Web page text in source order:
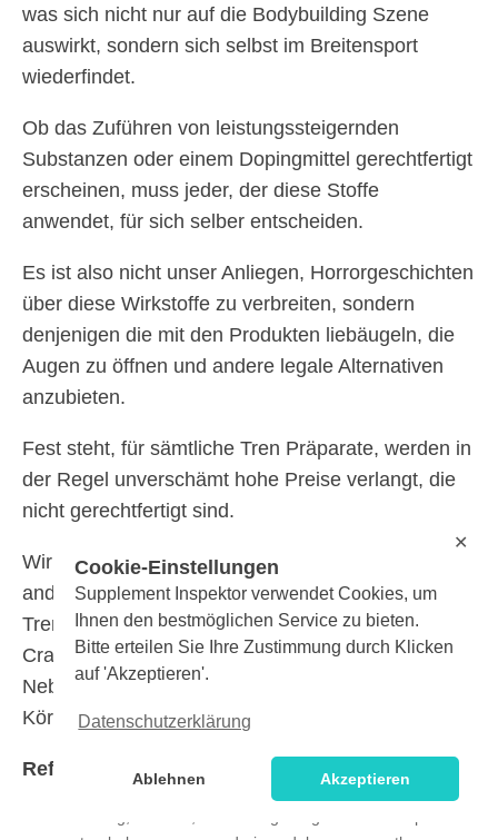
Cookie-Einstellungen
Supplement Inspektor verwendet Cookies, um
Ihnen den bestmöglichen Service zu bieten.
Bitte erteilen Sie Ihre Zustimmung durch Klicken
auf 'Akzeptieren'.
Datenschutzerklärung
Ablehnen Akzeptieren
✕
was sich nicht nur auf die Bodybuilding Szene
auswirkt, sondern sich selbst im Breitensport
wiederfindet.
Ob das Zuführen von leistungssteigernden
Substanzen oder einem Dopingmittel gerechtfertigt
erscheinen, muss jeder, der diese Stoffe
anwendet, für sich selber entscheiden.
Es ist also nicht unser Anliegen, Horrorgeschichten
über diese Wirkstoffe zu verbreiten, sondern
denjenigen die mit den Produkten liebäugeln, die
Augen zu öffnen und andere legale Alternativen
anzubieten.
Fest steht, für sämtliche Tren Präparate, werden in
der Regel unverschämt hohe Preise verlangt, die
nicht gerechtfertigt sind.
Wir waren auf der Suche und genauso sollten sich
andere Anwender die Zeit nehmen, und nach
Trenbolonacetat Alternativen, wie zum Beispiel
Crazy Bulk Ausschau halten, die weder
Nebenwirkungen aufweisen, oder ansonsten ihren
Körper negativ beeinflussen.
Referenzen